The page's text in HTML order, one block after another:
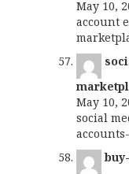
May 10,
account
May 10,
social